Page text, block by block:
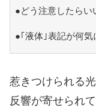
●どう注意したらい
●｢液体｣表記が何
惹きつけられる
反響が寄せられ